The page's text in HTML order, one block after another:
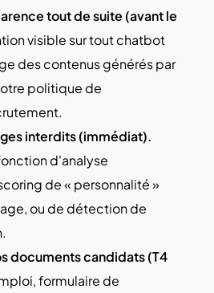
tout de suite (avant le
visible sur tout chatbot
des contenus générés par
politique de
interdits (immédiat).
d'analyse
de « personnalité »
ou de détection de
documents candidats (T4
formulaire de